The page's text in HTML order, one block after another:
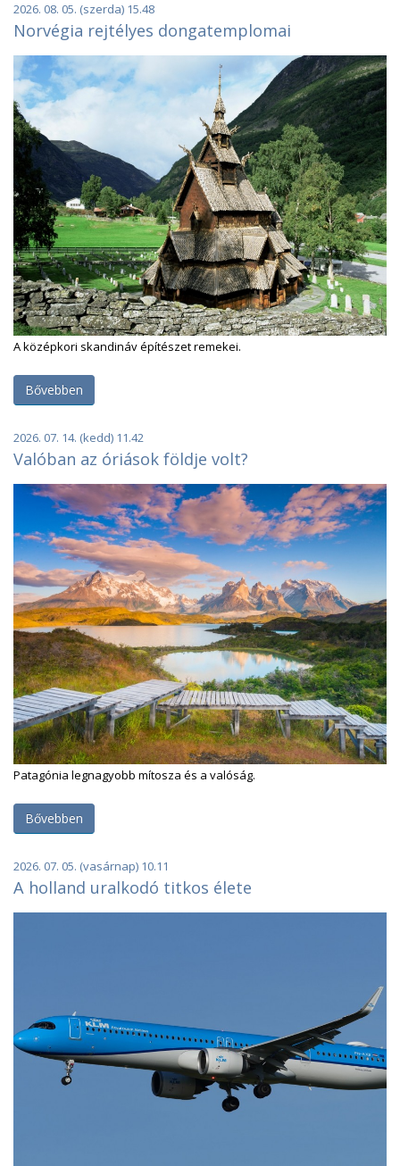
2026. 08. 05. (szerda) 15.48
Norvégia rejtélyes dongatemplomai
A középkori skandináv építészet remekei.
Bővebben
2026. 07. 14. (kedd) 11.42
Valóban az óriások földje volt?
Patagónia legnagyobb mítosza és a valóság.
Bővebben
2026. 07. 05. (vasárnap) 10.11
A holland uralkodó titkos élete